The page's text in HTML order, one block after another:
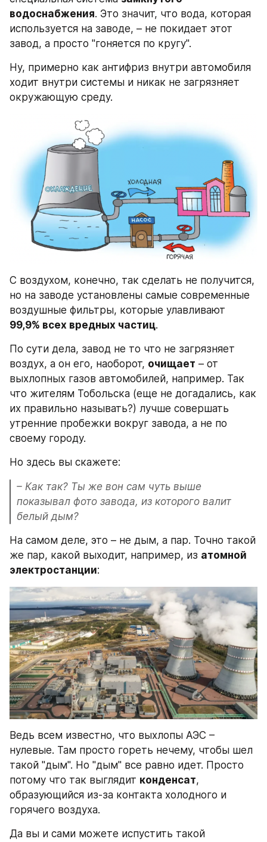
водоснабжения. Это значит, что вода, которая
используется на заводе, – не покидает этот
завод, а просто "гоняется по кругу".
Ну, примерно как антифриз внутри автомобиля
ходит внутри системы и никак не загрязняет
окружающую среду.
С воздухом, конечно, так сделать не получится,
но на заводе установлены самые современные
99,9% всех вредных частиц.
По сути дела, завод не то что не загрязняет
воздух, а он его, наоборот, очищает – от
выхлопных газов автомобилей, например. Так
что жителям Тобольска (еще не догадались, как
их правильно называть?) лучше совершать
утренние пробежки вокруг завода, а не по
своему городу.
Но здесь вы скажете:
– Как так? Ты же вон сам чуть выше
показывал фото завода, из которого валит
белый дым?
На самом деле, это – не дым, а пар. Точно такой
же пар, какой выходит, например, из атомной
электростанции:
Ведь всем известно, что выхлопы АЭС –
нулевые. Там просто гореть нечему, чтобы шел
такой "дым". Но "дым" все равно идет. Просто
потому что так выглядит конденсат,
образующийся из-за контакта холодного и
горячего воздуха.
Да вы и сами можете испустить такой